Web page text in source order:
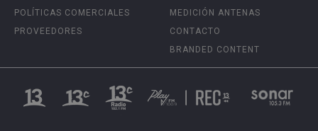
POLÍTICAS COMERCIALES
PROVEEDORES
MEDICIÓN ANTENAS
CONTACTO
BRANDED CONTENT